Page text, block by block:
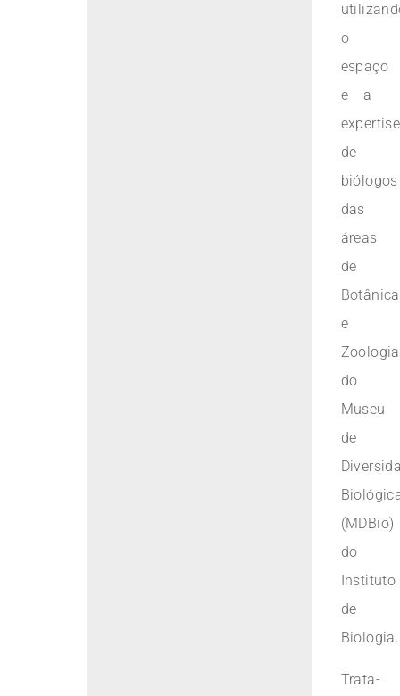
o
espaço
e a
expertise
de
biólogos
das
áreas
de
Botânica
e
Zoologia
do
Museu
de
(MDBio)
do
Instituto
de
Biologia.
Trata-